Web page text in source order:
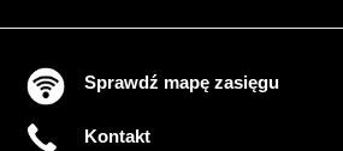
Sprawdź mapę zasięgu
Kontakt